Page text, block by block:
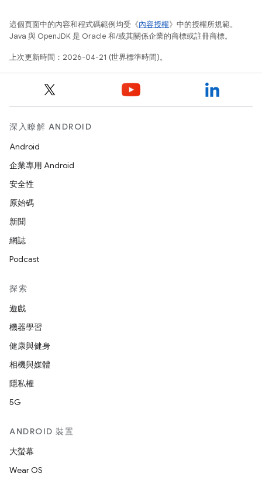
這個頁面中的內容和程式碼範例均受《內容授權》中的授權所規範。
Java 與 OpenJDK 是 Oracle 和/或其關係企業的商標或註冊商標。
上次更新時間：2026-04-21 (世界標準時間)。
深入瞭解 ANDROID
Android
企業專用 Android
安全性
原始碼
新聞
網誌
Podcast
探索
遊戲
機器學習
健康與健身
相機與媒體
隱私權
5G
ANDROID 裝置
大螢幕
Wear OS